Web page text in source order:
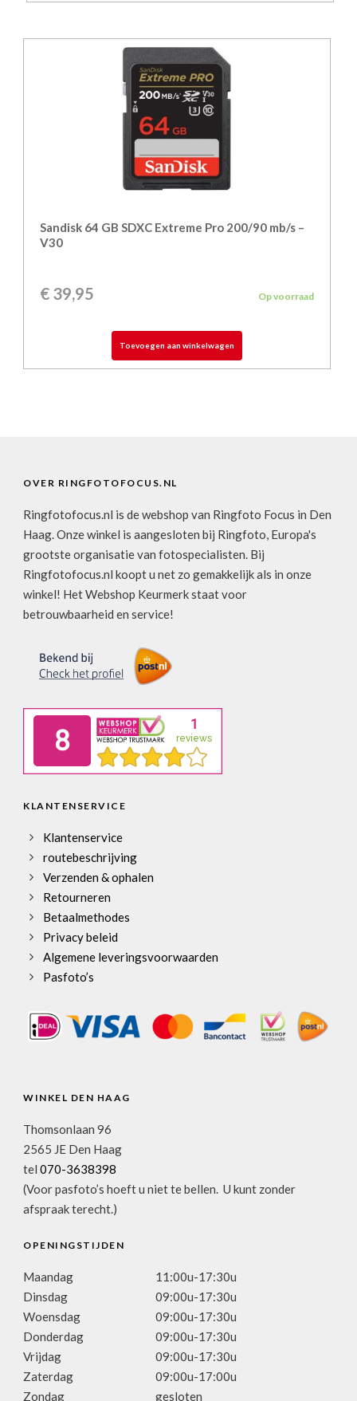
Sandisk 64 GB SDXC Extreme Pro 200/90 mb/s –
V30
€ 39,95 Op voorraad
Toevoegen aan winkelwagen
OVER RINGFOTOFOCUS.NL
Ringfotofocus.nl is de webshop van Ringfoto Focus in Den
Haag. Onze winkel is aangesloten bij Ringfoto, Europa's
grootste organisatie van fotospecialisten. Bij
Ringfotofocus.nl koopt u net zo gemakkelijk als in onze
winkel! Het Webshop Keurmerk staat voor
betrouwbaarheid en service!
KLANTENSERVICE
Klantenservice
routebeschrijving
Verzenden & ophalen
Retourneren
Betaalmethodes
Privacy beleid
Algemene leveringsvoorwaarden
Pasfoto’s
WINKEL DEN HAAG
Thomsonlaan 96
2565 JE Den Haag
tel 070-3638398
(Voor pasfoto’s hoeft u niet te bellen. U kunt zonder
afspraak terecht.)
OPENINGSTIJDEN
Maandag
11:00u-17:30u
Dinsdag
09:00u-17:30u
Woensdag
09:00u-17:30u
Donderdag
09:00u-17:30u
Vrijdag
09:00u-17:30u
Zaterdag
09:00u-17:00u
Zondag
gesloten